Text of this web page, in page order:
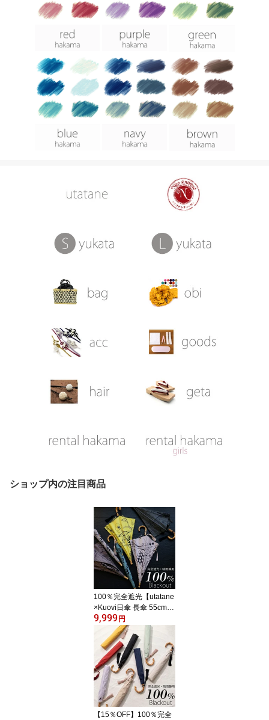
ショップ内の注目商品
100％完全遮光【utatane
×Kuovi日傘 長傘 55cm｜
オーチャード×シャンブ
レーバンブー タッセル
付】遮光率100％ UVカ
ット99.9%以上 遮熱 涼
しい 晴雨兼用 1級遮光 撥
水 軽量｜大判｜長傘｜竹
製 高見え 北欧 フィンラ
ンド ギフト クオヴィ[レ
ディース]2026新作
9,999円
【15％OFF】100％完全